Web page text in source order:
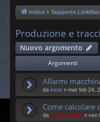
eg
m
en
ti
idi
Indice Supporto
Produzione e
Nuovo argomento
Argomenti
Allarmi
da irene » mar feb 24,
Come calcolare
da admsistenet » ven